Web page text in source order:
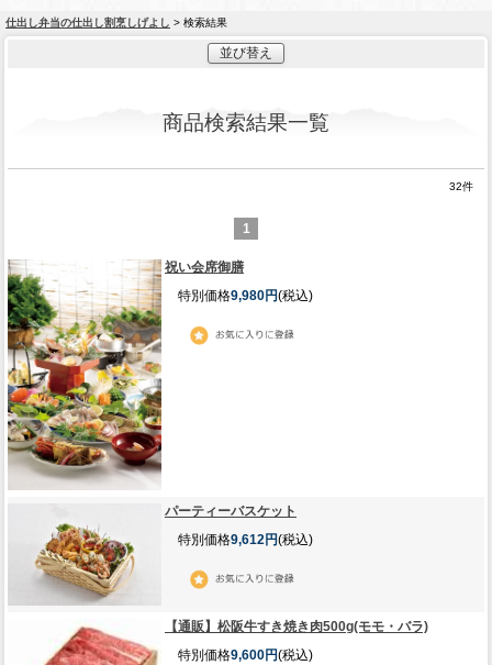
仕出し弁当の仕出し割烹しげよし > 検索結果
並び替え
商品検索結果一覧
32件
1
祝い会席御膳
特別価格9,980円(税込)
パーティーバスケット
特別価格9,612円(税込)
【通販】松阪牛すき焼き肉500g(モモ・バラ)
特別価格9,600円(税込)